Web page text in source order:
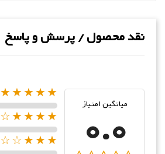
نقد محصول / پرسش و پاسخ
میانگین امتیاز
0.0
★★★★★
★★★★☆
★★★☆☆